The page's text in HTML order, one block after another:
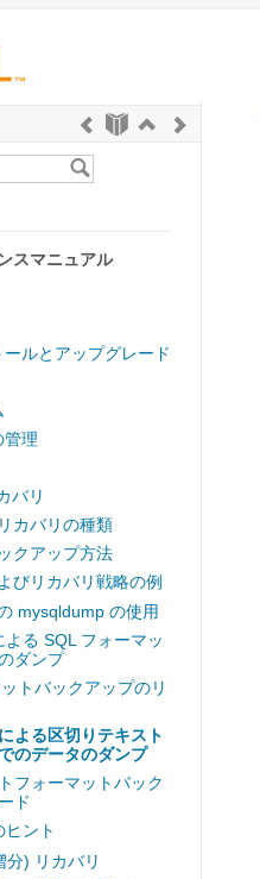
スマニュアル
ルとアップグレード
管理
バリ
カバリの種類
クアップ方法
びリカバリ戦略の例
mysqldump の使用
る SQL フォーマッ
ダンプ
トバックアップのリ
よる区切りテキスト
のデータのダンプ
フォーマットバック
ド
ント
分) リカバリ